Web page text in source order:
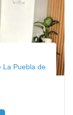
La Puebla de